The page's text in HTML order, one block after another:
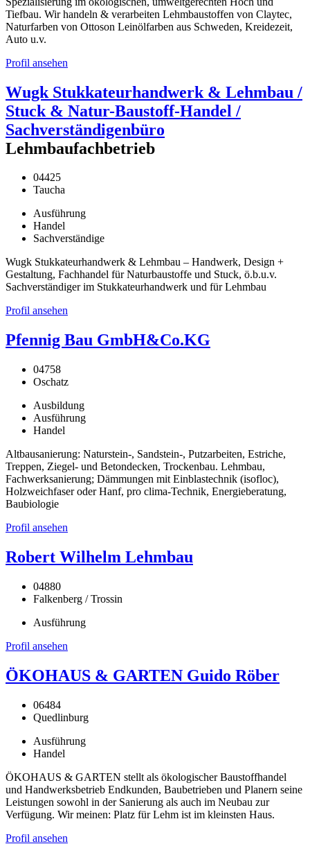
Tiefbau. Wir handeln & verarbeiten Lehmbaustoffen von Claytec,
Naturfarben von Ottoson Leinölfarben aus Schweden, Kreidezeit,
Auto u.v.
Profil ansehen
Wugk Stukkateurhandwerk & Lehmbau /
Stuck & Natur-Baustoff-Handel /
Sachverständigenbüro
Lehmbaufachbetrieb
04425
Taucha
Ausführung
Handel
Sachverständige
Wugk Stukkateurhandwerk & Lehmbau – Handwerk, Design +
Gestaltung, Fachhandel für Naturbaustoffe und Stuck, ö.b.u.v.
Sachverständiger im Stukkateurhandwerk und für Lehmbau
Profil ansehen
Pfennig Bau GmbH&Co.KG
04758
Oschatz
Ausbildung
Ausführung
Handel
Altbausanierung: Naturstein-, Sandstein-, Putzarbeiten, Estriche,
Treppen, Ziegel- und Betondecken, Trockenbau. Lehmbau,
Fachwerksanierung; Dämmungen mit Einblastechnik (isofloc),
Holzweichfaser oder Hanf, pro clima-Technik, Energieberatung,
Baubiologie
Profil ansehen
Robert Wilhelm Lehmbau
04880
Falkenberg / Trossin
Ausführung
Profil ansehen
ÖKOHAUS & GARTEN Guido Röber
06484
Quedlinburg
Ausführung
Handel
ÖKOHAUS & GARTEN stellt als ökologischer Baustoffhandel
und Handwerksbetrieb Endkunden, Baubetrieben und Planern seine
Leistungen sowohl in der Sanierung als auch im Neubau zur
Verfügung. Wir meinen: Platz für Lehm ist im kleinsten Haus.
Profil ansehen